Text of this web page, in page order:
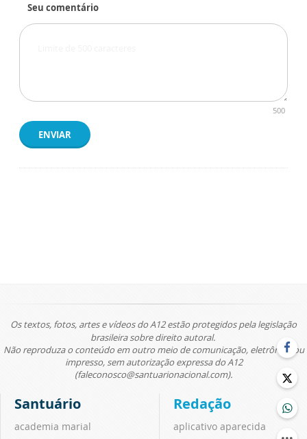
Seu comentário
500
ENVIAR
Os textos, fotos, artes e vídeos do A12 estão protegidos pela legislação
brasileira sobre direito autoral.
Não reproduza o conteúdo em outro meio de comunicação, eletrônico ou
impresso, sem autorização expressa do A12
(faleconosco@santuarionacional.com).
Santuário
academia marial
Redação
aplicativo aparecida